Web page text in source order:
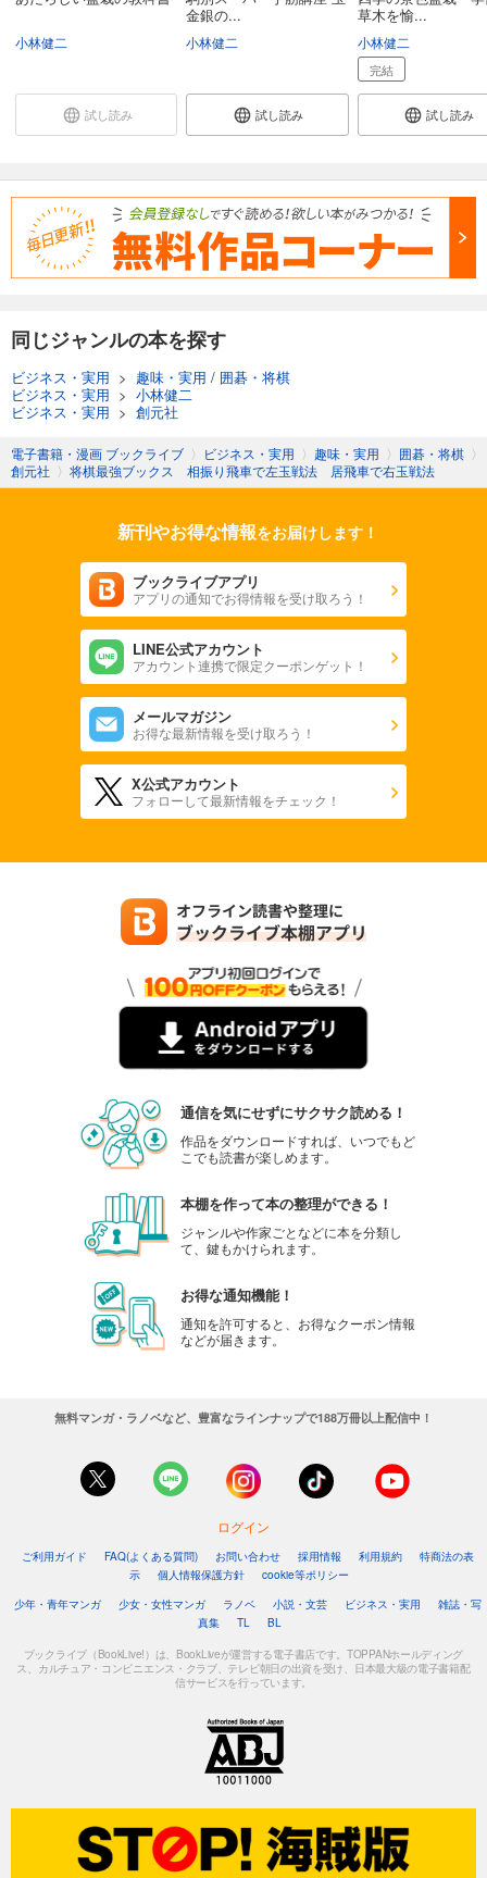
小林健二
試し読み
金銀の...
小林健二
試し読み
草木を愉...
小林健二
完結
試し読み
同じジャンルの本を探す
ビジネス・実用 > 趣味・実用 / 囲碁・将棋
ビジネス・実用 > 小林健二
ビジネス・実用 > 創元社
電子書籍・漫画 ブックライブ 〉 ビジネス・実用 〉 趣味・実用 〉 囲碁・将棋 〉
創元社 〉 将棋最強ブックス 相振り飛車で左玉戦法 居飛車で右玉戦法
新刊やお得な情報をお届けします！
ブックライブアプリ
アプリの通知でお得情報を受け取ろう！
LINE公式アカウント
アカウント連携で限定クーポンゲット！
メールマガジン
お得な最新情報を受け取ろう！
X公式アカウント
フォローして最新情報をチェック！
通信を気にせずにサクサク読める！
作品をダウンロードすれば、いつでもど
こでも読書が楽しめます。
本棚を作って本の整理ができる！
ジャンルや作家ごとなどに本を分類し
て、鍵もかけられます。
お得な通知機能！
通知を許可すると、お得なクーポン情報
などが届きます。
無料マンガ・ラノベなど、豊富なラインナップで188万冊以上配信中！
ログイン
ご利用ガイド FAQ(よくある質問) お問い合わせ 採用情報 利用規約
特商法の表
示
個人情報保護方針
cookie等ポリシー
少年・青年マンガ
少女・女性マンガ ラノベ 小説・文芸 ビジネス・実用
雑誌・写
真集
TL BL
ブックライブ（BookLive!）は、BookLiveが運営する電子書店です。TOPPANホールディング
ス、カルチュア・コンビニエンス・クラブ、テレビ朝日の出資を受け、日本最大級の電子書籍配
信サービスを行っています。